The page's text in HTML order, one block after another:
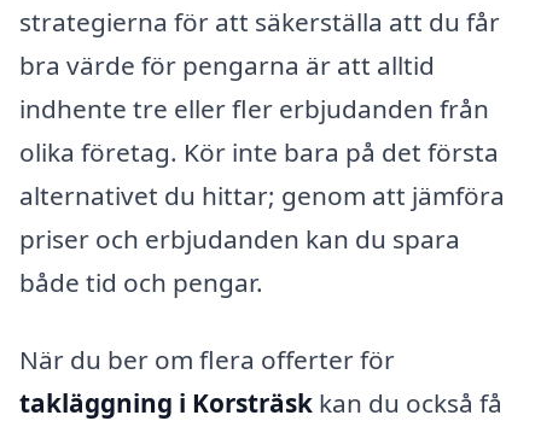
strategierna för att säkerställa att du får
bra värde för pengarna är att alltid
indhente tre eller fler erbjudanden från
olika företag. Kör inte bara på det första
alternativet du hittar; genom att jämföra
priser och erbjudanden kan du spara
både tid och pengar.
När du ber om flera offerter för
takläggning i Korsträsk kan du också få